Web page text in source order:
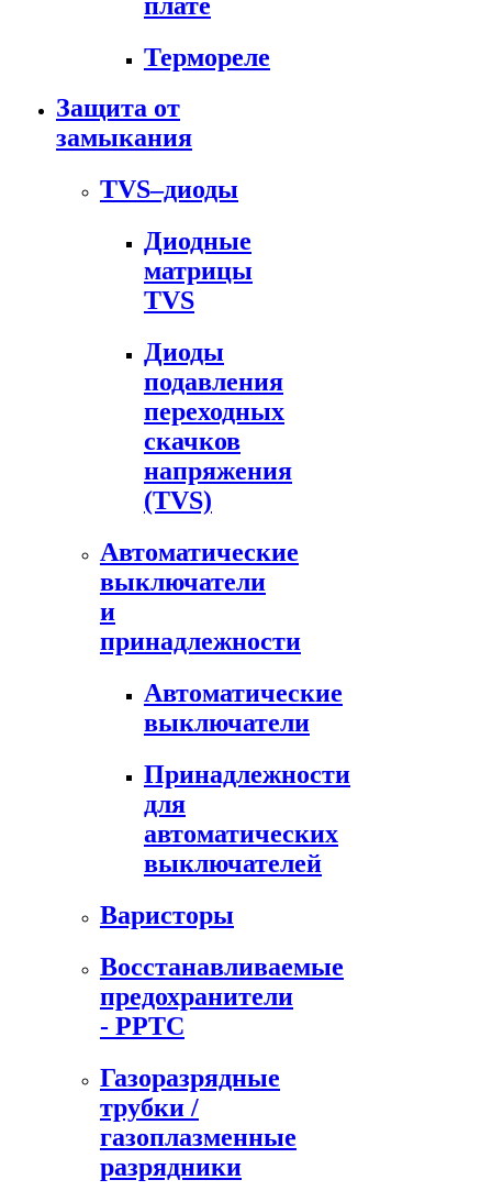
Термореле
Защита от
замыкания
TVS–диоды
Диодные
матрицы
TVS
Диоды
подавления
переходных
скачков
напряжения
(TVS)
Автоматические
выключатели
и
принадлежности
Автоматические
выключатели
Принадлежности
для
автоматических
выключателей
Варисторы
Восстанавливаемые
предохранители
- PPTC
Газоразрядные
трубки /
газоплазменные
разрядники